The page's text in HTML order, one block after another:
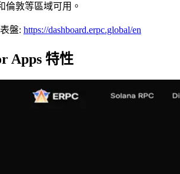
倫敦等區域可用。
盤: https://dashboard.erpc.global/en
Apps 特性